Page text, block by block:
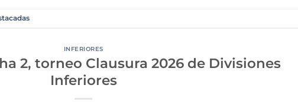
INFERIORES
2, torneo Clausura 2026 de Divisiones
Inferiores